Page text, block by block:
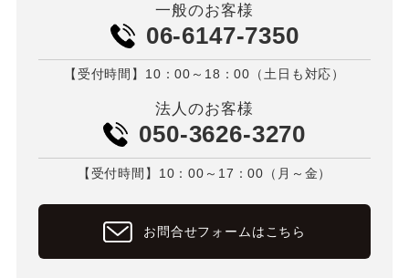
一般のお客様
06-6147-7350
【受付時間】10：00～18：00（土日も対応）
法人のお客様
050-3626-3270
【受付時間】10：00～17：00（月～金）
お問合せフォームはこちら